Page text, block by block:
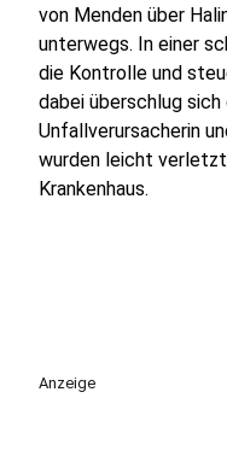
von Menden über
unterwegs. In einer
die Kontrolle und
dabei überschlug sich
Unfallverursacherin
wurden leicht
Krankenhaus.
Anzeige